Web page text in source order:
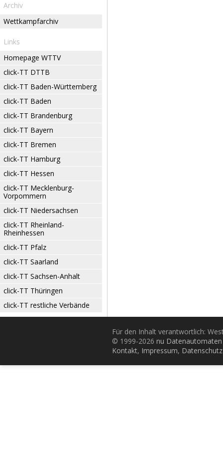
Archiv
Wettkampfarchiv
Links
Homepage WTTV
click-TT DTTB
click-TT Baden-Württemberg
click-TT Baden
click-TT Brandenburg
click-TT Bayern
click-TT Bremen
click-TT Hamburg
click-TT Hessen
click-TT Mecklenburg-
Vorpommern
click-TT Niedersachsen
click-TT Rheinland-
Rheinhessen
click-TT Pfalz
click-TT Saarland
click-TT Sachsen-Anhalt
click-TT Thüringen
click-TT restliche Verbände
Für den Inhalt verantwortlich:
© 1999-2026 nu
Kontakt, Impressum, Datenschutz